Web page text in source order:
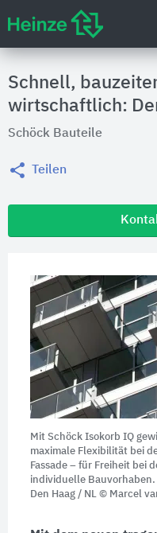
Schnell,
wirtschaftlich:
Schöck Bauteile
Teilen
Mit Schöck Isokorb IQ
maximale Flexibilität bei
Fassade – für Freiheit bei
individuelle Bauvorhaben.
Den Haag / NL© Marcel